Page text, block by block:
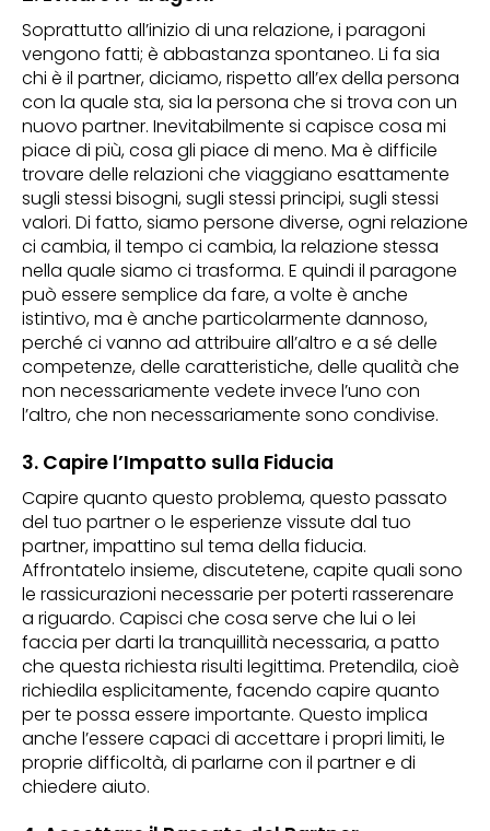
Soprattutto all’inizio di una relazione, i paragoni
vengono fatti; è abbastanza spontaneo. Li fa sia
chi è il partner, diciamo, rispetto all’ex della persona
con la quale sta, sia la persona che si trova con un
nuovo partner. Inevitabilmente si capisce cosa mi
piace di più, cosa gli piace di meno. Ma è difficile
trovare delle relazioni che viaggiano esattamente
sugli stessi bisogni, sugli stessi principi, sugli stessi
valori. Di fatto, siamo persone diverse, ogni relazione
ci cambia, il tempo ci cambia, la relazione stessa
nella quale siamo ci trasforma. E quindi il paragone
può essere semplice da fare, a volte è anche
istintivo, ma è anche particolarmente dannoso,
perché ci vanno ad attribuire all’altro e a sé delle
competenze, delle caratteristiche, delle qualità che
non necessariamente vedete invece l’uno con
l’altro, che non necessariamente sono condivise.
3. Capire l’Impatto sulla Fiducia
Capire quanto questo problema, questo passato
del tuo partner o le esperienze vissute dal tuo
partner, impattino sul tema della fiducia.
Affrontatelo insieme, discutetene, capite quali sono
le rassicurazioni necessarie per poterti rasserenare
a riguardo. Capisci che cosa serve che lui o lei
faccia per darti la tranquillità necessaria, a patto
che questa richiesta risulti legittima. Pretendila, cioè
richiedila esplicitamente, facendo capire quanto
per te possa essere importante. Questo implica
anche l’essere capaci di accettare i propri limiti, le
proprie difficoltà, di parlarne con il partner e di
chiedere aiuto.